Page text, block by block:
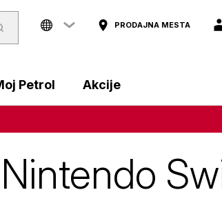
PRODAJNA MESTA
Petrol Akcije